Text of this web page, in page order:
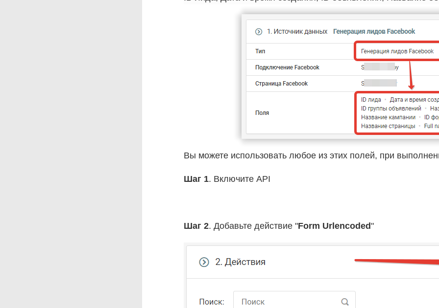
Вы можете использовать любое из этих полей, при
Шаг 1. Включите API
Шаг 2. Добавьте действие "Form Urlencoded"